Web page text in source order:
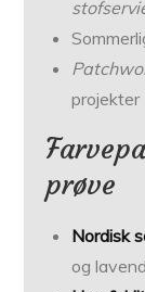
projekter
prøve
Nordisk
og